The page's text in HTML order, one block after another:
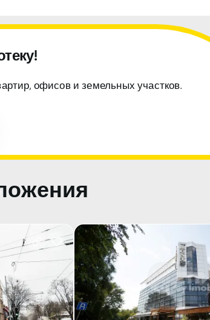
офисов и земельных участков.